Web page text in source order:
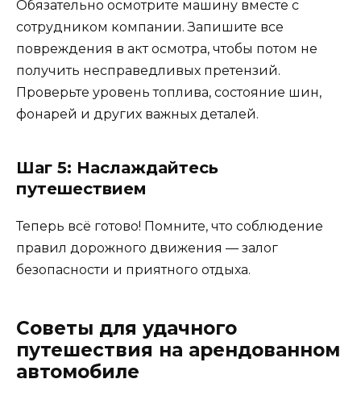
Обязательно осмотрите машину вместе с
сотрудником компании. Запишите все
повреждения в акт осмотра, чтобы потом не
получить несправедливых претензий.
Проверьте уровень топлива, состояние шин,
фонарей и других важных деталей.
Шаг 5: Наслаждайтесь
путешествием
Теперь всё готово! Помните, что соблюдение
правил дорожного движения — залог
безопасности и приятного отдыха.
Советы для удачного
путешествия на арендованном
автомобиле